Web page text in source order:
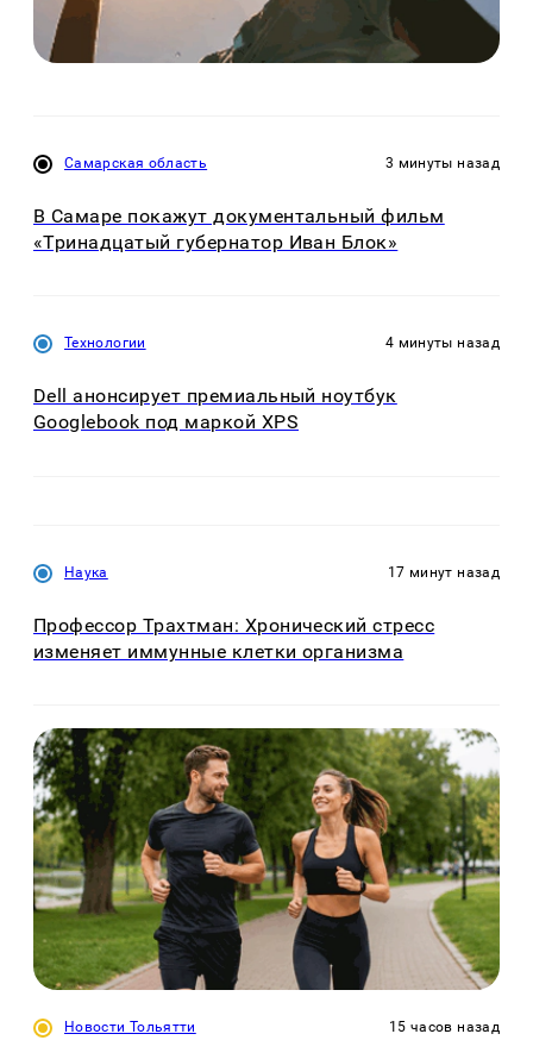
Самарская область 3 минуты назад
В Самаре покажут документальный фильм
«Тринадцатый губернатор Иван Блок»
Технологии 4 минуты назад
Dell анонсирует премиальный ноутбук
Googlebook под маркой XPS
Наука 17 минут назад
Профессор Трахтман: Хронический стресс
изменяет иммунные клетки организма
Новости Тольятти 15 часов назад